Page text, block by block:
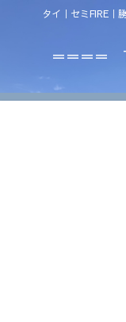
タイ｜セミFIRE｜
＝＝＝＝